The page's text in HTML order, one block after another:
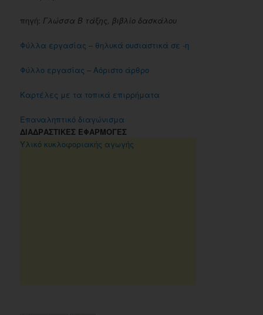
πηγή: Γλώσσα Β τάξης, βιβλίο δασκάλου
Φύλλα εργασίας – θηλυκά ουσιαστικά σε -η
Φύλλο εργασίας – Αόριστο άρθρο
Καρτέλες με τα τοπικά επιρρήματα
Επαναληπτικό διαγώνισμα
ΔΙΑΔΡΑΣΤΙΚΕΣ ΕΦΑΡΜΟΓΕΣ
Υλικό κυκλοφοριακής αγωγής